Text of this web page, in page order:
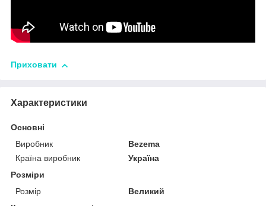
Приховати
Характеристики
Основні
Виробник
Bezema
Країна виробник
Україна
Розміри
Розмір
Великий